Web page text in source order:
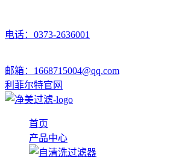
电话：0373-2636001
邮箱：1668715004@qq.com
利菲尔特官网
首页
产品中心